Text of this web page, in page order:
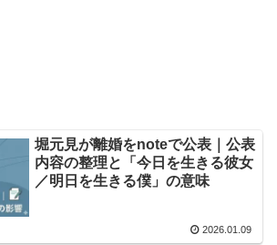
堀元見が離婚をnoteで公表｜公表
内容の整理と「今日を生きる彼女
／明日を生きる僕」の意味
2026.01.09